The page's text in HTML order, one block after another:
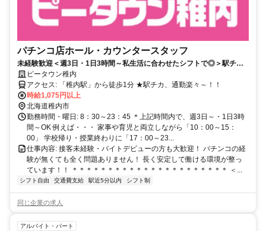
パチンコ店ホール・カウンタースタッフ
未経験歓迎＜週3日・1日3時間～私生活に合わせたシフトで◎＞駅チ
カ！マイカー通勤OK！
ピータウン稚内
アクセス: 「稚内駅」から徒歩1分 ★駅チカ、通勤楽々～！！
時給1,075円以上
北海道稚内市
勤務時間・曜日: 8：30～23：45 ＊上記時間内で、週3日～・1日3時
間～OK 例えば・・・ 家事や育児と両立しながら「10：00～15：
00」 学校帰り・授業終わりに「17：00～23...
仕事内容: 接客未経験・バイトデビューの方も大歓迎！ パチンコの経
験が無くても全く問題ありません！ 長く安定して働ける環境が整っ
ています！！ ＊＊＊＊＊＊＊＊＊＊＊＊＊＊＊＊＊＊＊＊＊＊ ＜...
シフト自由 交通費支給 駅近5分以内 シフト制
同じ企業の求人
アルバイト・パート